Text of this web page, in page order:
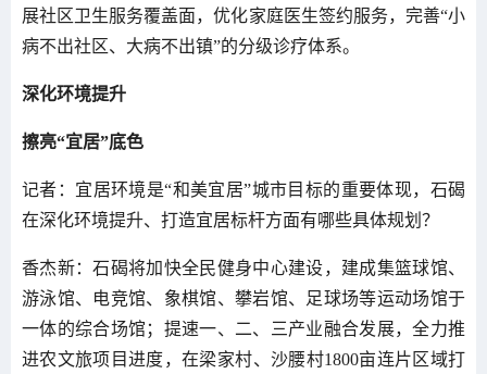
展社区卫生服务覆盖面，优化家庭医生签约服务，完善“小
病不出社区、大病不出镇”的分级诊疗体系。
深化环境提升
擦亮“宜居”底色
记者：宜居环境是“和美宜居”城市目标的重要体现，石碣
在深化环境提升、打造宜居标杆方面有哪些具体规划？
香杰新：石碣将加快全民健身中心建设，建成集篮球馆、
游泳馆、电竞馆、象棋馆、攀岩馆、足球场等运动场馆于
一体的综合场馆；提速一、二、三产业融合发展，全力推
进农文旅项目进度，在梁家村、沙腰村1800亩连片区域打